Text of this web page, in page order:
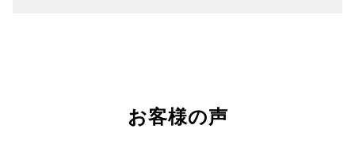
お客様の声